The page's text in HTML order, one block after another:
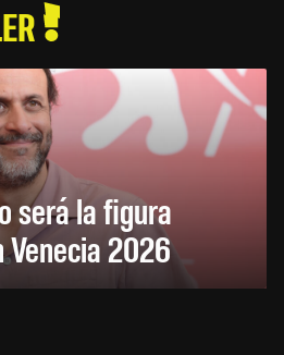
será la figura
Venecia 2026